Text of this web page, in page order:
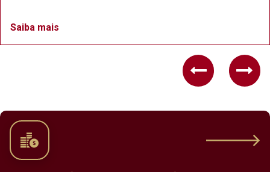
Saiba mais
Previous